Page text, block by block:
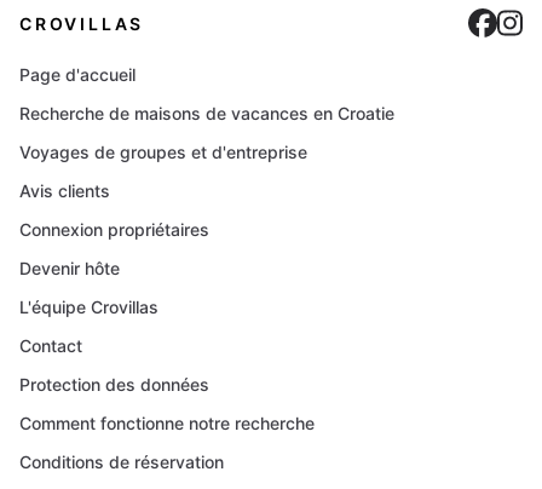
CROVILLAS
Page d'accueil
Recherche de maisons de vacances en Croatie
Voyages de groupes et d'entreprise
Avis clients
Connexion propriétaires
Devenir hôte
L'équipe Crovillas
Contact
Protection des données
Comment fonctionne notre recherche
Conditions de réservation